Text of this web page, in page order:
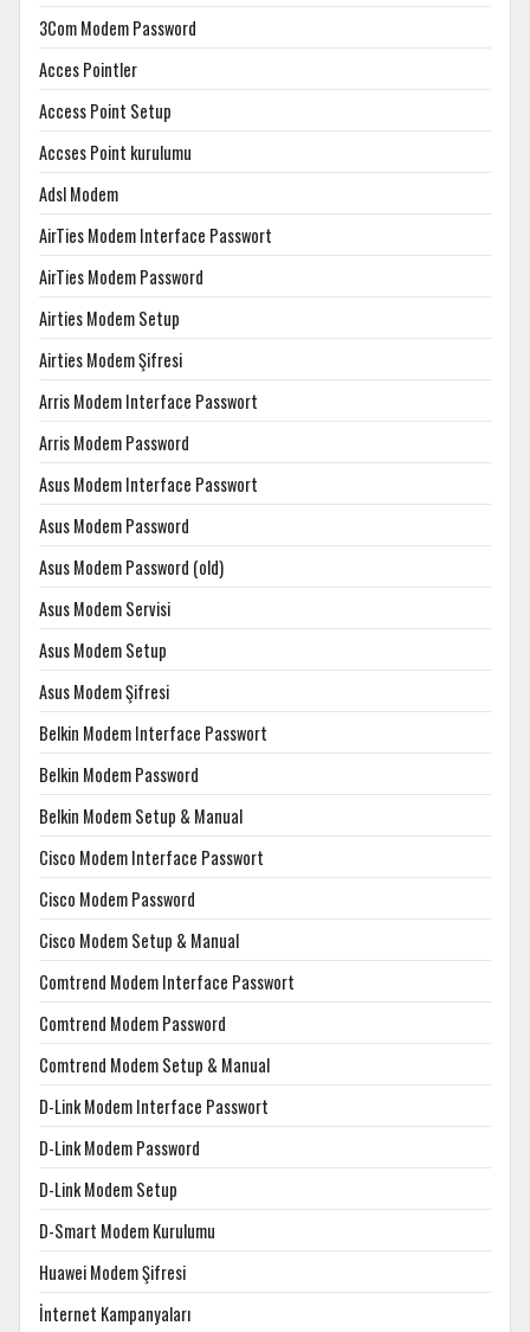
3Com Modem Password
Acces Pointler
Access Point Setup
Accses Point kurulumu
Adsl Modem
AirTies Modem Interface Passwort
AirTies Modem Password
Airties Modem Setup
Airties Modem Şifresi
Arris Modem Interface Passwort
Arris Modem Password
Asus Modem Interface Passwort
Asus Modem Password
Asus Modem Password (old)
Asus Modem Servisi
Asus Modem Setup
Asus Modem Şifresi
Belkin Modem Interface Passwort
Belkin Modem Password
Belkin Modem Setup & Manual
Cisco Modem Interface Passwort
Cisco Modem Password
Cisco Modem Setup & Manual
Comtrend Modem Interface Passwort
Comtrend Modem Password
Comtrend Modem Setup & Manual
D-Link Modem Interface Passwort
D-Link Modem Password
D-Link Modem Setup
D-Smart Modem Kurulumu
Huawei Modem Şifresi
İnternet Kampanyaları